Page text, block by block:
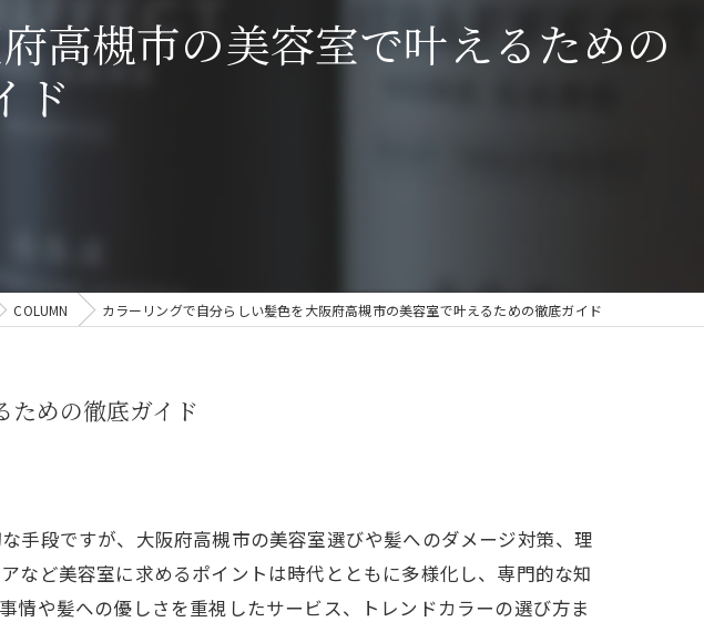
トリートメント
高槻市の美容室で叶えるための
ド
COLUMN カラーリングで自分らしい髪色を大阪府高槻市の美容室で叶えるための徹底ガイド
ための徹底ガイド
手段ですが、大阪府高槻市の美容室選びや髪へのダメージ対策、理
など美容室に求めるポイントは時代とともに多様化し、専門的な知
や髪への優しさを重視したサービス、トレンドカラーの選び方ま